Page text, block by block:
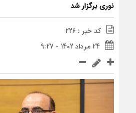
نوری برگزار شد
کد خبر : 226
24 مرداد 1402 - 9:27